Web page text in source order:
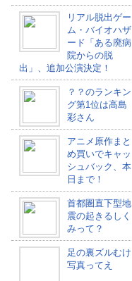
リアル脱出ゲー
ム・バイオハザ
ード「ある廃病
院からの脱
出」、追加公演決定！
？？のランキン
グ第1位は高島
彩さん
アニメ原作まと
め買いでキャッ
シュバック、本
日まで！
首都圏直下型地
震の起きるしく
みって？
足の裏ズルむけ
写真ってえ